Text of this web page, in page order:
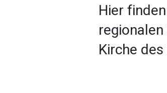
Hier
Kirche